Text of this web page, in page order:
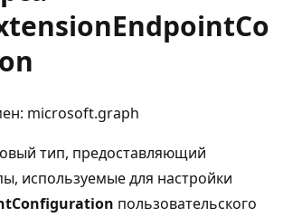
microsoft.graph
тип, предоставляющий
используемые для настройки
пользовательского